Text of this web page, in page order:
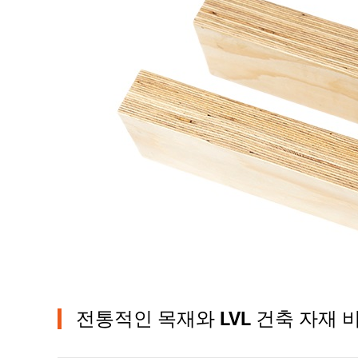
전통적인 목재와 LVL 건축 자재